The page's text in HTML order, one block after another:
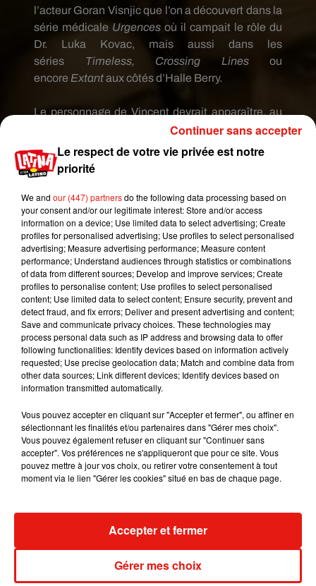
Publié : 16 janvier 2019 à 16h00 par Aurélie Amcn
l’acteur Goran Visnjicque l’on a découvert dans la
série médicale Urgences où il campait le rôle du
Dr. Luka
Kovac, mais aussi dans les
séries
Timeless, Crossing Linesou
encore Extantaux côtés d’Halle Berry.
Le personnage de Vincent devrait apparaître, au
moins, jusqu’à la fin de la saison 3.Interrogé par le
média
TV Line, l’acteur Sterling K. Brown nous
livre plus de détails concernant la connexion entre
Beth et son ancien professeur :
passion qu’elle a laissé tomber et elle essaye de
comprendre pourquoi elle a pris cette décision.
pense que le personnage de Goran va l’aider à y
voir plus clair sur la façon dont elle a aimé, puis
cessé d’aimer, cette chose dans sa vie». Quel
suspense !
#Timeless's @goranvisnjicjoins#ThisIsUs
Season 3 in a recurring role.
https://t.co/UqTJX1EUF1
— TV Insider (@TVInsider)15 janvier 2019
Guatemala : l'éruption du volcan
de Fuego est terminée
Le fourmilier géant fait son retour
Le respect de votre vie privée est notre
priorité
We and our (447) partnersdo the following data processing based on
your consent and/or our legitimate interest: Store and/or access
information on a device; Use limited data to select advertising; Create
profiles for personalised advertising; Use profiles to select personalised
advertising; Measure advertising performance; Measure content
performance; Understand audiences through statistics or combinations
of data from different sources; Develop and improve services; Create
profiles to personalise content; Use profiles to select personalised
content; Use limited data to select content; Ensure security, prevent and
detect fraud, and fix errors; Deliver and present advertising and content;
Save and communicate privacy choices. These technologies may
process personal data such as IP address and browsing data to offer
following functionalities: Identify devices based on information actively
requested; Use precise geolocation data; Match and combine data from
other data sources; Link different devices; Identify devices based on
information transmitted automatically.
Vous pouvez accepter en cliquant sur "Accepter et fermer", ou affiner en
sélectionnant les finalités et/ou partenaires dans "Gérer mes choix".
Vous pouvez également refuser en cliquant sur "Continuer sans
accepter". Vos préférences ne s'appliqueront que pour ce site. Vous
pouvez mettre à jour vos choix, ou retirer votre consentement à tout
moment via le lien "Gérer les cookies" situé en bas de chaque page.
Gérer mes choix
Accepter et fermer
Continuer sans accepter